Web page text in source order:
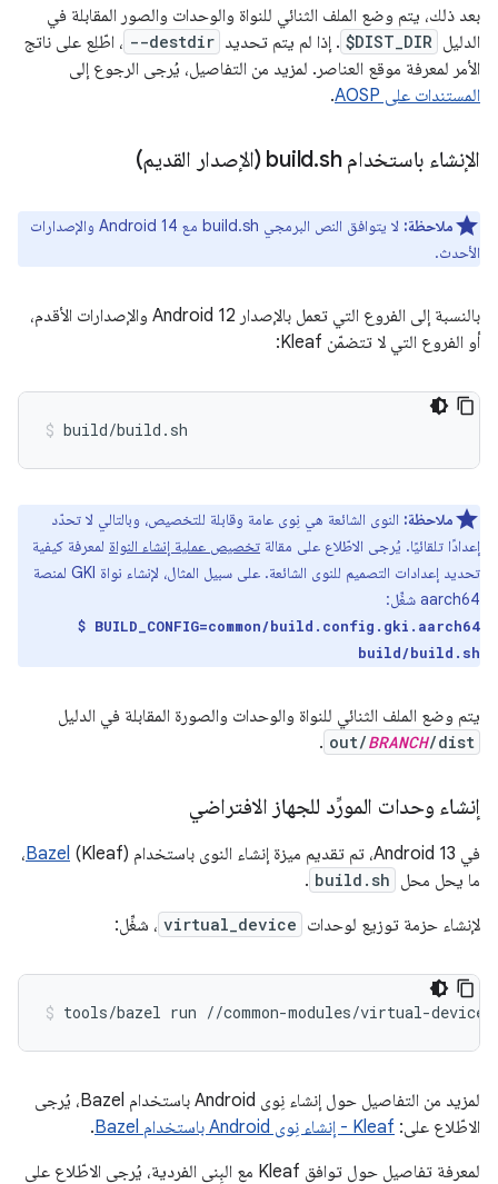
بعد ذلك، يتم وضع الملف الثنائي للنواة والوحدات والصور المقابلة في
الدليل $DIST_DIR . إذا لم يتم تحديد --destdir ، اطّلِع على ناتج
الأمر لمعرفة موقع العناصر. لمزيد من التفاصيل، يُرجى الرجوع إلى
المستندات على AOSP
.
الإنشاء باستخدام build .sh (الإصدار القديم)
ملاحظة:
لا يتوافق النص البرمجي build.sh مع Android 14 والإصدارات
الأحدث.
بالنسبة إلى الفروع التي تعمل بالإصدار Android 12 والإصدارات الأقدم،
أو الفروع التي لا تتضمّن Kleaf:
build/build.sh
ملاحظة: النوى الشائعة هي نِوى عامة وقابلة للتخصيص، وبالتالي لا تحدّد
إعدادًا تلقائيًا. يُرجى الاطّلاع على مقالة تخصيص عملية إنشاء النواة لمعرفة كيفية
تحديد إعدادات التصميم للنوى الشائعة. على سبيل المثال، لإنشاء نواة GKI لمنصة
aarch64 شغِّل:
$ BUILD_CONFIG=common/build.config.gki.aarch64
build/build.sh
يتم وضع الملف الثنائي للنواة والوحدات والصورة المقابلة في الدليل
out/BRANCH/dist
.
إنشاء وحدات المورِّد للجهاز الافتراضي
في Android 13، تم تقديم ميزة إنشاء النوى باستخدام Bazel(Kleaf)،
ما يحل محل build.sh
.
لإنشاء حزمة توزيع لوحدات virtual_device ، شغِّل:
tools/bazel run //common-modules/virtual-
لمزيد من التفاصيل حول إنشاء نِوى Android باستخدام Bazel، يُرجى
الاطّلاع على: Kleaf - إنشاء نِوى Android باستخدام Bazel
.
لمعرفة تفاصيل حول توافق Kleaf مع البِنى الفردية، يُرجى الاطّلاع على